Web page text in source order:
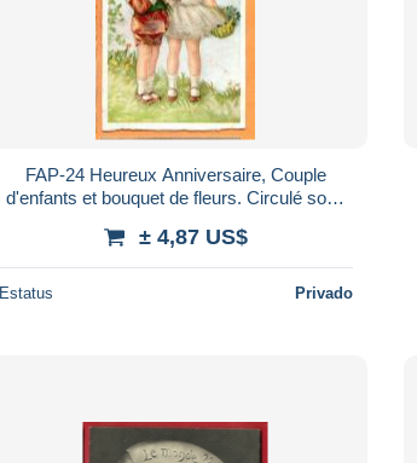
FAP-24 Heureux Anniversaire, Couple
d'enfants et bouquet de fleurs. Circulé sous
± 4,87 US$
Estatus Privado